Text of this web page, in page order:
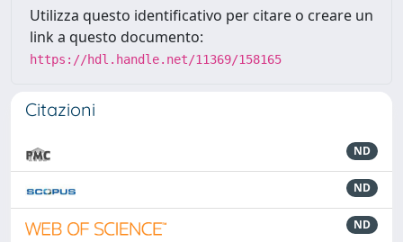
Utilizza questo identificativo per citare o creare un
link a questo documento:
https://hdl.handle.net/11369/158165
Citazioni
ND
ND
ND